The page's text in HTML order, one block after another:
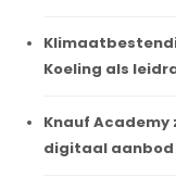
Koeling als
Knauf Academy
digitaal aanbod